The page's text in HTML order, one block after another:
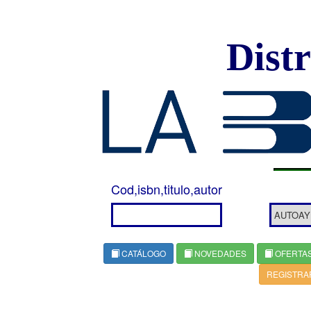
Cod,isbn,titulo,autor
CATÁLOGO NOVEDADES